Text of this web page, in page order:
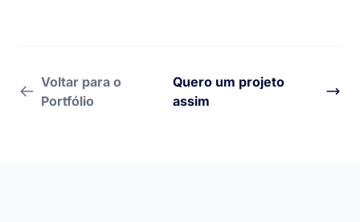
Voltar para o
Portfólio
Quero um projeto
assim